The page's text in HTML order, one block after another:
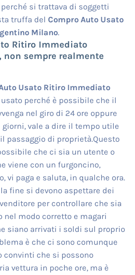
si trattava di soggetti
truffa del Compro Auto Usato
Milano.
Ritiro Immediato
, non sempre realmente
Usato Ritiro Immediato
usato perché è possibile che il
nel giro di 24 ore oppure
vale a dire il tempo utile
passaggio di proprietà.Questo
che ci sia un utente o
viene con un furgoncino,
vi paga e saluta, in qualche ora.
fine si devono aspettare dei
per controllare che sia
modo corretto e magari
siano arrivati i soldi sul proprio
è che ci sono comunque
convinti che si possono
vettura in poche ore, ma è